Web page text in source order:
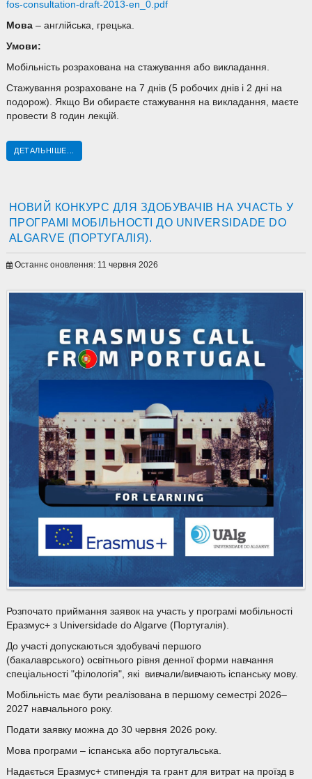
fos-consultation-draft-2013-en_0.pdf
Мова – англійська, грецька.
Умови:
Мобільність розрахована на стажування або викладання.
Стажування розраховане на 7 днів (5 робочих днів і 2 дні на
подорож). Якщо Ви обираєте стажування на викладання, маєте
провести 8 годин лекцій.
ДЕТАЛЬНІШЕ...
НОВИЙ КОНКУРС ДЛЯ ЗДОБУВАЧІВ НА УЧАСТЬ У
ПРОГРАМІ МОБІЛЬНОСТІ ДО UNIVERSIDADE DO
ALGARVE (ПОРТУГАЛІЯ).
Останнє оновлення: 11 червня 2026
Розпочато приймання заявок на участь у програмі мобільності
Еразмус+ з Universidade do Algarve (Португалія).
До участі допускаються здобувачі першого
(бакалаврського) освітнього рівня денної форми навчання
спеціальності "філологія", які вивчали/вивчають іспанську мову.
Мобільність має бути реалізована в першому семестрі 2026–
2027 навчального року.
Подати заявку можна до 30 червня 2026 року.
Мова програми – іспанська або португальська.
Надається Еразмус+ стипендія та грант для витрат на проїзд в